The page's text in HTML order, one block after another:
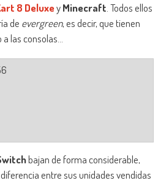
8 DeluxeyMinecraft . Todos ellos
de evergreen, es decir, que tienen
las consolas…
bajan de forma considerable,
entre sus unidades vendidas